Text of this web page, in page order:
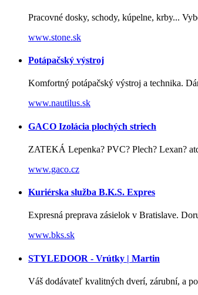
Pracovné dosky, schody, kúpelne, krby...
www.stone.sk
Potápačský výstroj
Komfortný potápačský výstroj a technika.
www.nautilus.sk
GACO Izolácia plochých striech
ZATEKÁ Lepenka? PVC? Plech? Lexan?
www.gaco.cz
Kuriérska služba B.K.S. Expres
Expresná preprava zásielok v Bratislave.
www.bks.sk
STYLEDOOR - Vrútky | Martin
Váš dodávateľ kvalitných dverí, zárubní, a